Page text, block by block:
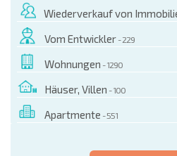
Wiederverkauf von
Vom Entwickler - 229
Wohnungen - 1290
Häuser, Villen - 100
Apartmente - 551